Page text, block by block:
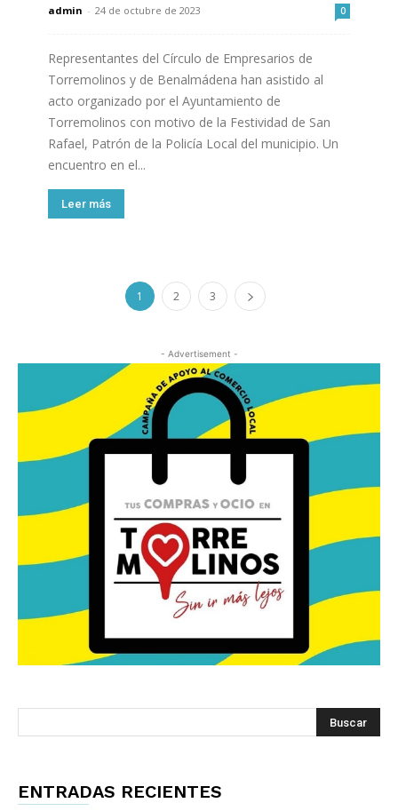
admin - 24 de octubre de 2023 0
Representantes del Círculo de Empresarios de
Torremolinos y de Benalmádena han asistido al
acto organizado por el Ayuntamiento de
Torremolinos con motivo de la Festividad de San
Rafael, Patrón de la Policía Local del municipio. Un
encuentro en el...
Leer más
1 2 3
- Advertisement -
ENTRADAS RECIENTES